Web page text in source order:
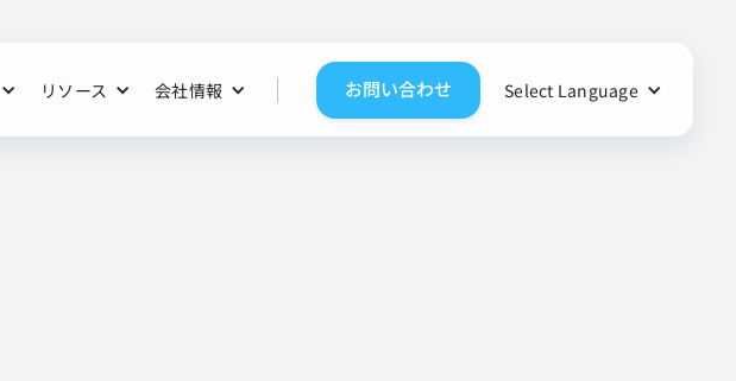
リソース 会社情報 お問い合わせ Select Language